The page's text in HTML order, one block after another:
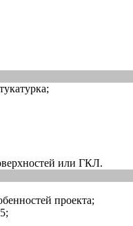
или ГКЛ.
проекта;